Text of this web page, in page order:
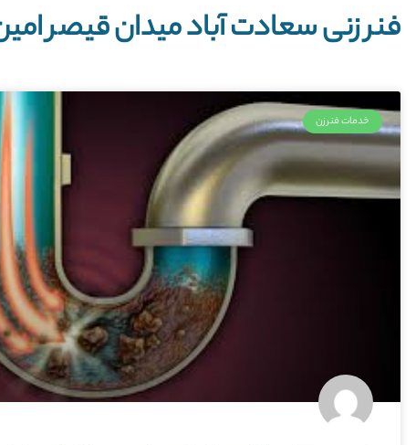
فنر زنی سعادت آباد میدان قیصر
خدمات فنرزن